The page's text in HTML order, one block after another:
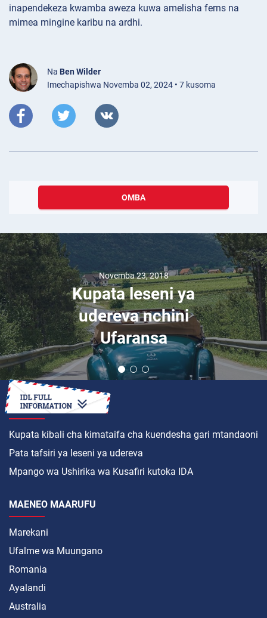
inapendekeza kwamba aweza kuwa amelisha ferns na
mimea mingine karibu na ardhi.
Na Ben Wilder
Imechapishwa Novemba 02, 2024 • 7 kusoma
OMBA
Novemba 23, 2018
Kupata leseni ya
udereva nchini
Ufaransa
JINSI YA
Kupata kibali cha kimataifa cha kuendesha gari mtandaoni
Pata tafsiri ya leseni ya udereva
Mpango wa Ushirika wa Kusafiri kutoka IDA
MAENEO MAARUFU
Marekani
Ufalme wa Muungano
Romania
Ayalandi
Australia